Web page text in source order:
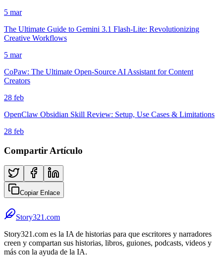
5 mar
The Ultimate Guide to Gemini 3.1 Flash-Lite: Revolutionizing
Creative Workflows
5 mar
CoPaw: The Ultimate Open-Source AI Assistant for Content
Creators
28 feb
OpenClaw Obsidian Skill Review: Setup, Use Cases & Limitations
28 feb
Compartir Artículo
Copiar Enlace
Story321.com
Story321.com es la IA de historias para que escritores y narradores
creen y compartan sus historias, libros, guiones, podcasts, videos y
más con la ayuda de la IA.